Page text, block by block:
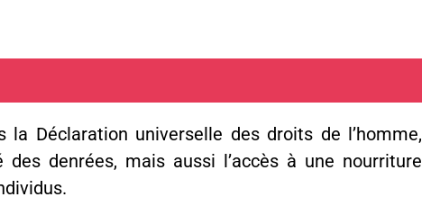
Déclaration universelle des droits de l’homme,
denrées, mais aussi l’accès à une nourriture